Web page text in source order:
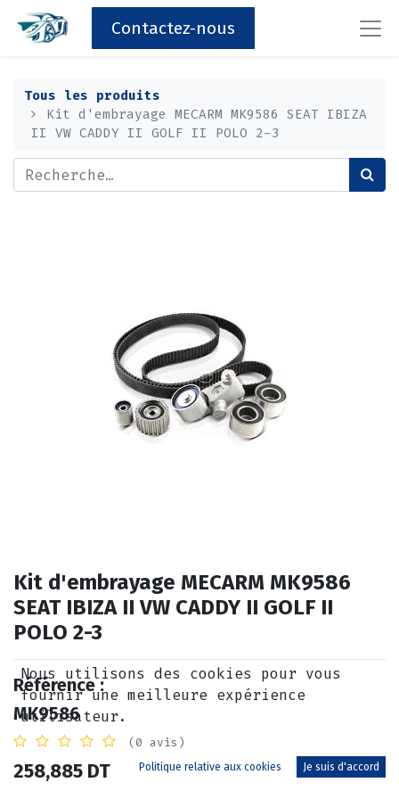
Contactez-nous
Tous les produits
Kit d'embrayage MECARM MK9586 SEAT IBIZA
II VW CADDY II GOLF II POLO 2-3
Kit d'embrayage MECARM MK9586
SEAT IBIZA II VW CADDY II GOLF II
POLO 2-3
Référence :
MK9586
(0 avis)
258,885 DT
Nous utilisons des cookies pour vous
fournir une meilleure expérience
utilisateur.
Politique relative aux cookies Je suis d'accord